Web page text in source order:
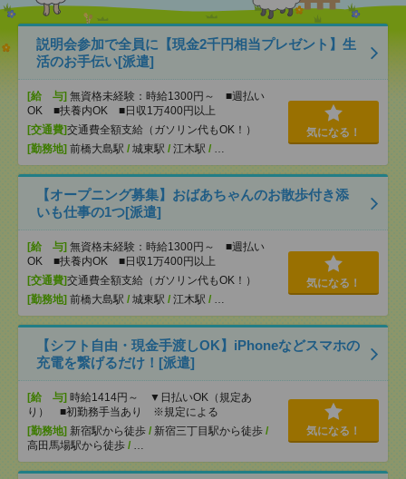
説明会参加で全員に【現金2千円相当プレゼント】生
活のお手伝い[派遣]
[給 与] 無資格未経験：時給1300円～ ■週払い
OK ■扶養内OK ■日収1万400円以上
[交通費]交通費全額支給（ガソリン代もOK！）
[勤務地] 前橋大島駅 / 城東駅 / 江木駅 / …
気になる！
【オープニング募集】おばあちゃんのお散歩付き添
いも仕事の1つ[派遣]
[給 与] 無資格未経験：時給1300円～ ■週払い
OK ■扶養内OK ■日収1万400円以上
[交通費]交通費全額支給（ガソリン代もOK！）
[勤務地] 前橋大島駅 / 城東駅 / 江木駅 / …
気になる！
【シフト自由・現金手渡しOK】iPhoneなどスマホの
充電を繋げるだけ！[派遣]
[給 与] 時給1414円～ ▼日払いOK（規定あ
り） ■初勤務手当あり ※規定による
[勤務地] 新宿駅から徒歩 / 新宿三丁目駅から徒歩 /
高田馬場駅から徒歩 / …
気になる！